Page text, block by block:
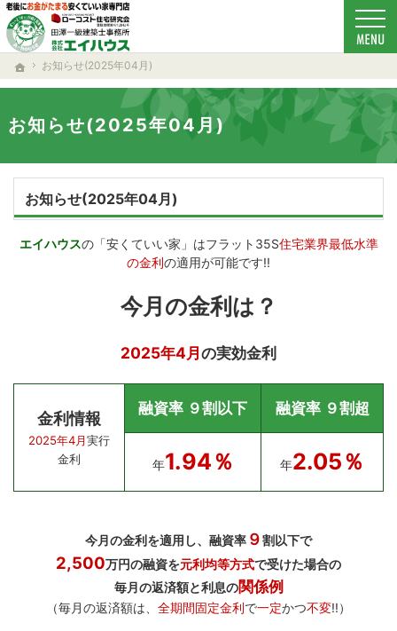
ホーム
お知らせ(2025年04月)
お知らせ(2025年04月)
ローコスト住宅で耐震-省エネ重視の家をお探しのあなたへ、秋田・大仙・仙北・美郷・
新築-注文住宅(秋田・大仙・仙北・美郷・横手・湯沢・由利本荘)なら当社の安くていい家
お知らせ(2025年04月)
エイハウスの「安くていい家」はフラット35S住宅業界最低水準
の金利の適用が可能です!!
今月の金利は？
2025年4月の実効金利
金利情報
2025年4月実行
金利
融資率 ９割以下 融資率 ９割超
年1.94％ 年2.05％
今月の金利を適用し、融資率 ９割以下で
2,500万円の融資を元利均等方式で受けた場合の
毎月の返済額と利息の関係例
（毎月の返済額は、 全期間固定金利で一定かつ不変!!）